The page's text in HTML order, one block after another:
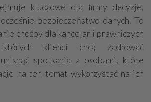
kluczowe dla firmy decyzje,
bezpieczeństwo danych. To
choćby dla kancelarii prawniczych
klienci chcą zachować
spotkania z osobami, które
na ten temat wykorzystać na ich